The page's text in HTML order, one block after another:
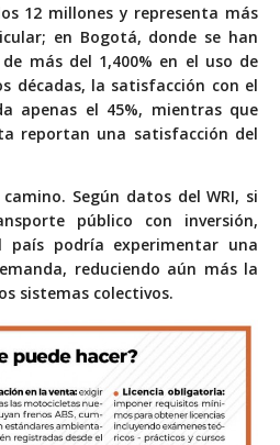
12 millones y representa más
en Bogotá, donde se han
más del 1,400% en el uso de
décadas, la satisfacción con el
apenas el 45%, mientras que
reportan una satisfacción del
Según datos del WRI, si
público con inversión,
país podría experimentar una
reduciendo aún más la
sistemas colectivos.